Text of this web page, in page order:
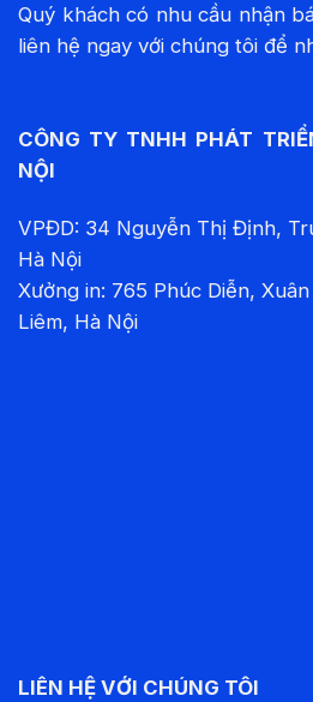
Quý khách có nhu cầu nhận
liên hệ ngay với chúng tôi để
CÔNG TY TNHH PHÁT
NỘI
VPĐD: 34 Nguyễn Thị Định,
Hà Nội
Xưởng in: 765 Phúc Diễn,
Liêm, Hà Nội
LIÊN HỆ VỚI CHÚNG TÔI